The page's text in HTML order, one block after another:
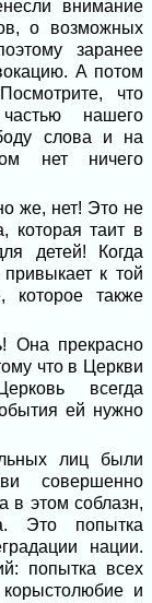
внимание
о возможных
заранее
А потом
что
нашего
слова и на
нет ничего
же, нет! Это не
которая таит в
детей! Когда
к той
которое также
Она прекрасно
что в Церкви
всегда
ей нужно
лиц были
совершенно
в этом соблазн,
Это попытка
нации.
попытка всех
и